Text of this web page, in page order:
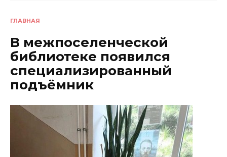
ГЛАВНАЯ
В межпоселенческой
библиотеке появился
специализированный
подъёмник